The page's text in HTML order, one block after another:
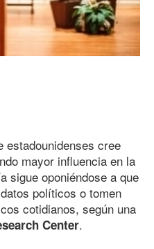
estadounidenses cree
mayor influencia en la
sigue oponiéndose a que
políticos o tomen
cotidianos, según una
Center.